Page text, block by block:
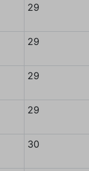
29
29
29
29
30